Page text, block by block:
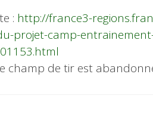
: http://france3-
projet-camp-
champ de tir est